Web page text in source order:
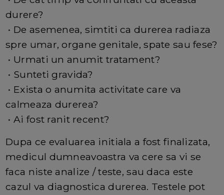
durere?
• De asemenea, simtiti ca durerea radiaza
spre umar, organe genitale, spate sau fese?
• Urmati un anumit tratament?
• Sunteti gravida?
• Exista o anumita activitate care va
calmeaza durerea?
• Ai fost ranit recent?
Dupa ce evaluarea initiala a fost finalizata,
medicul dumneavoastra va cere sa vi se
faca niste analize / teste, sau daca este
cazul va diagnostica durerea. Testele pot